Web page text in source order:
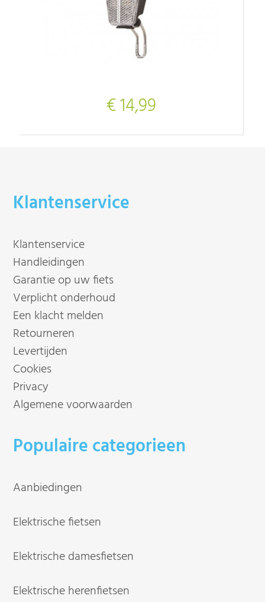
€ 14,99
Klantenservice
Klantenservice
Handleidingen
Garantie op uw fiets
Verplicht onderhoud
Een klacht melden
Retourneren
Levertijden
Cookies
Privacy
Algemene voorwaarden
Populaire categorieen
Aanbiedingen
Elektrische fietsen
Elektrische damesfietsen
Elektrische herenfietsen